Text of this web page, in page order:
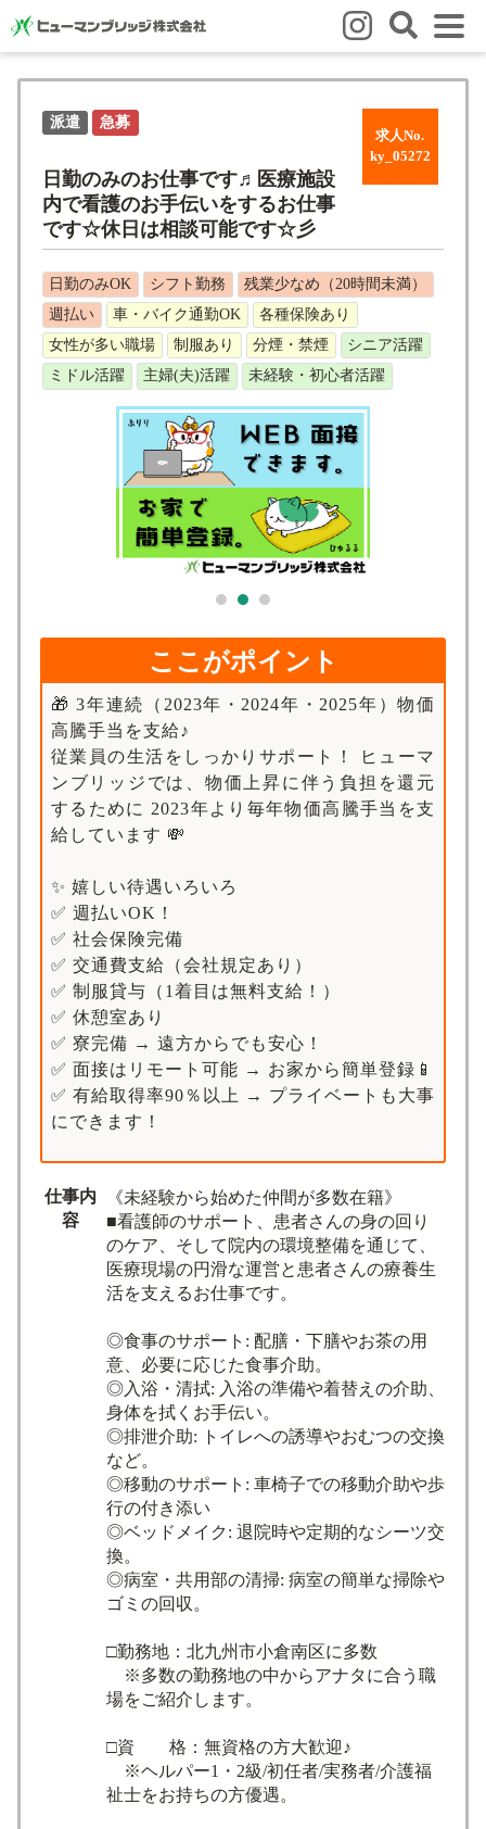
はじめての方
はじめての方 いろいろな働き方 Q&A
就業までの流れ HBのイイネ！
スタッフの方
お友だち紹介キャンペーン
会社概要
会社概要 事業所のご案内
求人No.
ky_05272
派遣 急募
日勤のみのお仕事です♬医療施設
内で看護のお手伝いをするお仕事
です☆休日は相談可能です☆彡
日勤のみOK シフト勤務
残業少なめ（20時間未満）
週払い
車・バイク通勤OK
各種保険あり
女性が多い職場
制服あり 分煙・禁煙
シニア活躍
ミドル活躍
主婦(夫)活躍 未経験・初心者活躍
ここがポイント
🎁 3年連続（2023年・2024年・2025年）物価
高騰手当を支給♪
従業員の生活をしっかりサポート！ ヒューマ
ンブリッジでは、物価上昇に伴う負担を還元
するために 2023年より毎年物価高騰手当を支
給しています 💸
✨ 嬉しい待遇いろいろ
✅ 週払いOK！
✅ 社会保険完備
✅ 交通費支給（会社規定あり）
✅ 制服貸与（1着目は無料支給！）
✅ 休憩室あり
✅ 寮完備 → 遠方からでも安心！
✅ 面接はリモート可能 → お家から簡単登録📱
✅ 有給取得率90％以上 → プライベートも大事
にできます！
仕事内
容
《未経験から始めた仲間が多数在籍》
■看護師のサポート、患者さんの身の回り
のケア、そして院内の環境整備を通じて、
医療現場の円滑な運営と患者さんの療養生
活を支えるお仕事です。
◎食事のサポート: 配膳・下膳やお茶の用
意、必要に応じた食事介助。
◎入浴・清拭: 入浴の準備や着替えの介助、
身体を拭くお手伝い。
◎排泄介助: トイレへの誘導やおむつの交換
など。
◎移動のサポート: 車椅子での移動介助や歩
行の付き添い
◎ベッドメイク: 退院時や定期的なシーツ交
換。
◎病室・共用部の清掃: 病室の簡単な掃除や
ゴミの回収。
□勤務地：北九州市小倉南区に多数
※多数の勤務地の中からアナタに合う職
場をご紹介します。
□資 格：無資格の方大歓迎♪
※ヘルパー1・2級/初任者/実務者/介護福
祉士をお持ちの方優遇。